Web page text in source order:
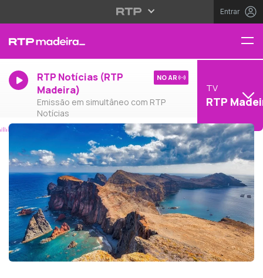
Entrar
RTP Notícias (RTP
Madeira)
Emissão em simultâneo com RTP
Notícias
NO AR
TV
RTP